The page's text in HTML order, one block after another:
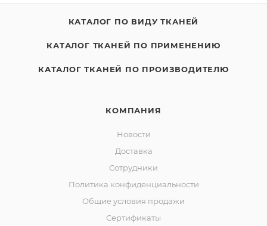
КАТАЛОГ ПО ВИДУ ТКАНЕЙ
КАТАЛОГ ТКАНЕЙ ПО ПРИМЕНЕНИЮ
КАТАЛОГ ТКАНЕЙ ПО ПРОИЗВОДИТЕЛЮ
КОМПАНИЯ
Новости
Доставка
Сотрудники
Политика конфиденциальности
Общие условия продажи
Сертификаты